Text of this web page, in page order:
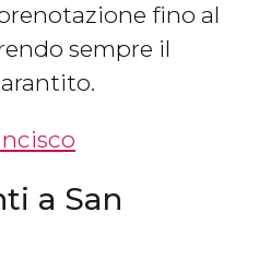
fino al
sempre il
a San